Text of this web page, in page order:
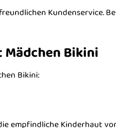
Kundenservice.
Bikini
Bikini:
empfindliche Kinderhaut